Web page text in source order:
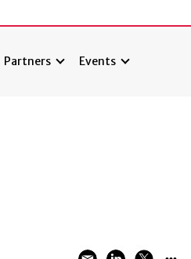
Partners Events